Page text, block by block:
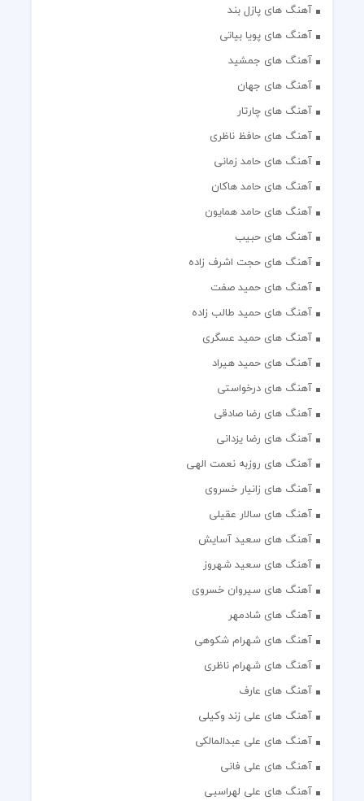
آهنگ های پازل بند
آهنگ های پویا بیاتی
آهنگ های جمشید
آهنگ های جهان
آهنگ های چارتار
آهنگ های حافظ ناظری
آهنگ های حامد زمانی
آهنگ های حامد هاکان
آهنگ های حامد همایون
آهنگ های حبیب
آهنگ های حجت اشرف زاده
آهنگ های حمید صفت
آهنگ های حمید طالب زاده
آهنگ های حمید عسگری
آهنگ های حمید هیراد
آهنگ های درخواستی
آهنگ های رضا صادقی
آهنگ های رضا یزدانی
آهنگ های روزبه نعمت الهی
آهنگ های زانیار خسروی
آهنگ های سالار عقیلی
آهنگ های سعید آسایش
آهنگ های سعید شهروز
آهنگ های سیروان خسروی
آهنگ های شادمهر
آهنگ های شهرام شکوهی
آهنگ های شهرام ناظری
آهنگ های عارف
آهنگ های علی زند وکیلی
آهنگ های علی عبدالمالکی
آهنگ های علی فانی
آهنگ های علی لهراسبی